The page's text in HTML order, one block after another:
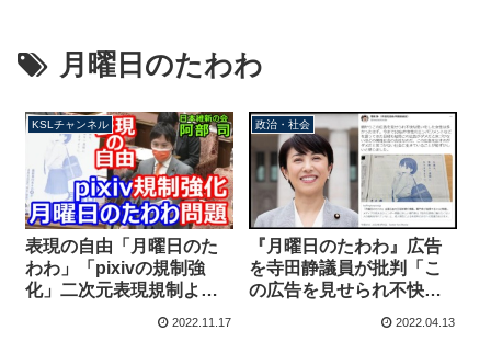
月曜日のたわわ
KSLチャンネル
表現の自由「月曜日のた
わわ」「pixivの規制強
化」二次元表現規制より
証拠に基づいて守れ！維
2022.11.17
政治・社会
『月曜日のたわわ』広告
を寺田静議員が批判「こ
の広告を見せられ不快な
たはず。ダメだと気づか
2022.04.13